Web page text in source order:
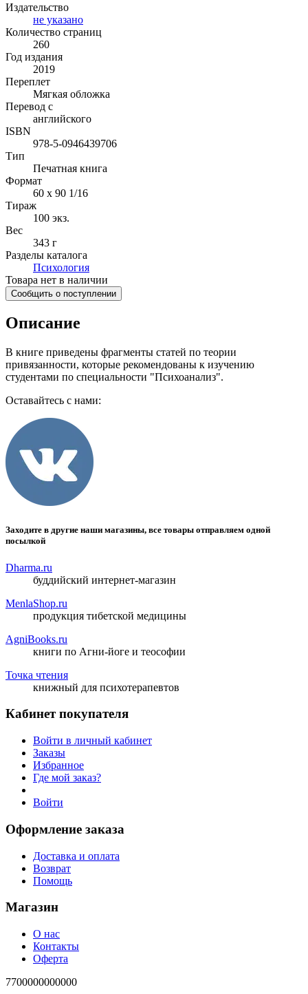
Издательство
не указано
Количество страниц
260
Год издания
2019
Переплет
Мягкая обложка
Перевод с
английского
ISBN
978-5-0946439706
Тип
Печатная книга
Формат
60 x 90 1/16
Тираж
100 экз.
Вес
343 г
Разделы каталога
Психология
Товара нет в наличии
Сообщить о поступлении
Описание
В книге приведены фрагменты статей по теории
привязанности, которые рекомендованы к изучению
студентами по специальности "Психоанализ".
Оставайтесь с нами:
Заходите в другие наши магазины, все товары отправляем одной
посылкой
Dharma.ru
буддийский интернет-магазин
MenlaShop.ru
продукция тибетской медицины
AgniBooks.ru
книги по Агни-йоге и теософии
Точка чтения
книжный для психотерапевтов
Кабинет покупателя
Войти в личный кабинет
Заказы
Избранное
Где мой заказ?
Войти
Оформление заказа
Доставка и оплата
Возврат
Помощь
Магазин
О нас
Контакты
Оферта
7700000000000